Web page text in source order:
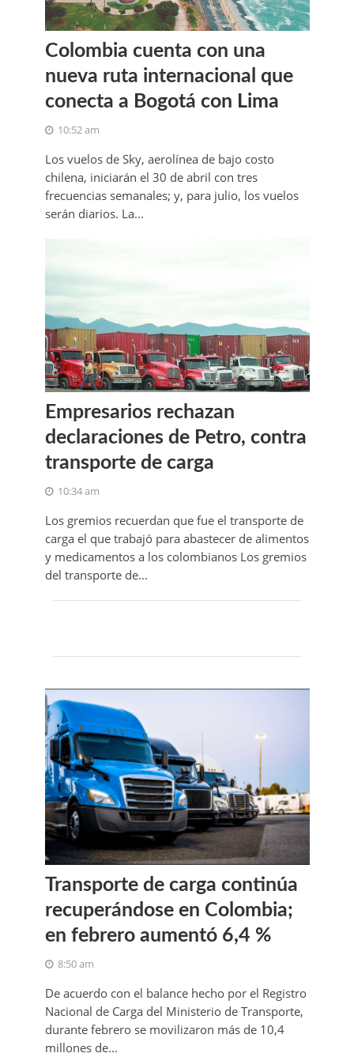
Colombia cuenta con una
nueva ruta internacional que
conecta a Bogotá con Lima
10:52 am
Los vuelos de Sky, aerolínea de bajo costo
chilena, iniciarán el 30 de abril con tres
frecuencias semanales; y, para julio, los vuelos
serán diarios. La...
Empresarios rechazan
declaraciones de Petro, contra
transporte de carga
10:34 am
Los gremios recuerdan que fue el transporte de
carga el que trabajó para abastecer de alimentos
y medicamentos a los colombianos Los gremios
del transporte de...
Transporte de carga continúa
recuperándose en Colombia;
en febrero aumentó 6,4 %
8:50 am
De acuerdo con el balance hecho por el Registro
Nacional de Carga del Ministerio de Transporte,
durante febrero se movilizaron más de 10,4
millones de...